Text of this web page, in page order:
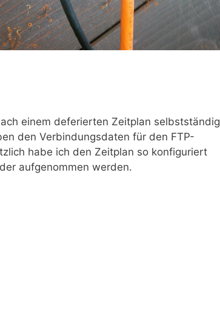
einem deferierten Zeitplan selbstständig
den Verbindungsdaten für den FTP-
habe ich den Zeitplan so konfiguriert
aufgenommen werden.